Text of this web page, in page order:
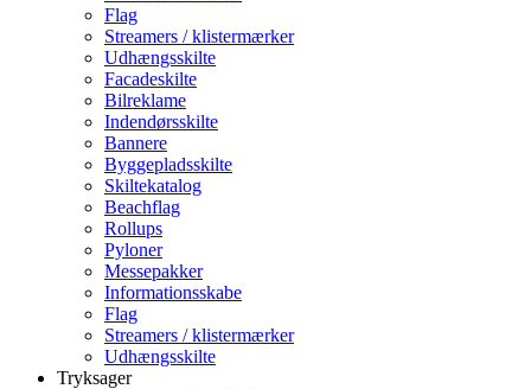
Flag
Streamers / klistermærker
Udhængsskilte
Facadeskilte
Bilreklame
Indendørsskilte
Bannere
Byggepladsskilte
Skiltekatalog
Beachflag
Rollups
Pyloner
Messepakker
Informationsskabe
Flag
Streamers / klistermærker
Udhængsskilte
Tryksager